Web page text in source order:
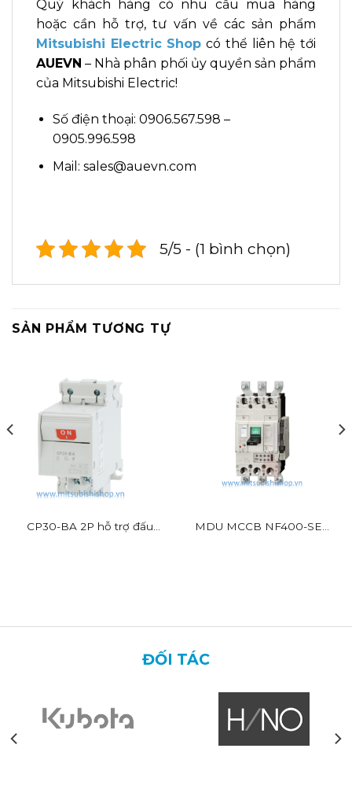
Quý khách hàng có nhu cầu mua hàng
hoặc cần hỗ trợ, tư vấn về các sản phẩm
Mitsubishi Electric Shop có thể liên hệ tới
AUEVN – Nhà phân phối ủy quyền sản phẩm
của Mitsubishi Electric!
Số điện thoại: 0906.567.598 –
0905.996.598
Mail: sales@auevn.com
5/5 - (1 bình chọn)
SẢN PHẨM TƯƠNG TỰ
CP30-BA 2P hỗ trợ đấu
MDU MCCB NF400-SEV
ĐỐI TÁC